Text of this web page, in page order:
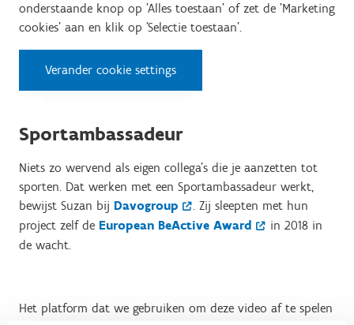
onderstaande knop op 'Alles toestaan' of zet de 'Marketing
cookies' aan en klik op 'Selectie toestaan'.
Verander cookie settings
Sportambassadeur
Niets zo wervend als eigen collega’s die je aanzetten tot
sporten. Dat werken met een Sportambassadeur werkt,
bewijst Suzan bij Davogroup
. Zij sleepten met hun
project zelf de European BeActive Award
in 2018 in
de wacht.
Het platform dat we gebruiken om deze video af te spelen